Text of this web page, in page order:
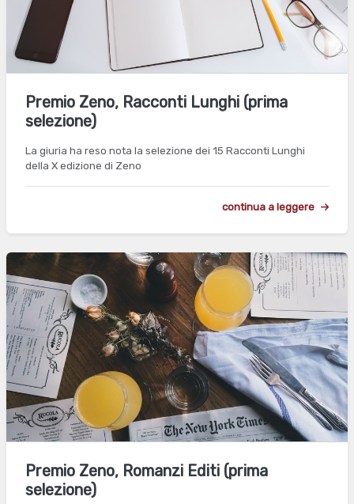
Premio Zeno, Racconti Lunghi (prima
selezione)
La giuria ha reso nota la selezione dei 15 Racconti Lunghi
della X edizione di Zeno
continua a leggere
Premio Zeno, Romanzi Editi (prima
selezione)